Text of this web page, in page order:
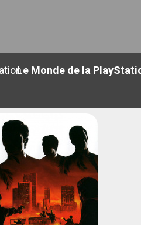
Le Monde de la